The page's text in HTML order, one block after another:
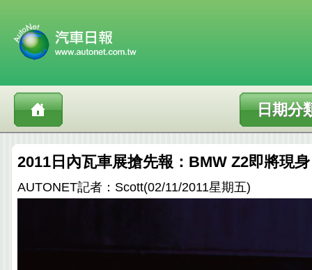
日期分
2011日內瓦車展搶先報：BMW Z2即將現
AUTONET記者：Scott(02/11/2011星期五)